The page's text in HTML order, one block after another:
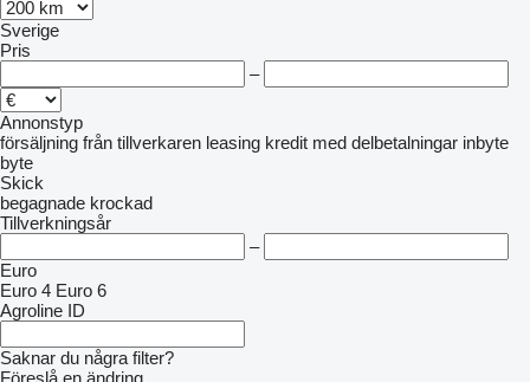
Sverige
Pris
–
Annonstyp
försäljning från tillverkaren leasing kredit med delbetalningar inbyte
byte
Skick
begagnade krockad
Tillverkningsår
–
Euro
Euro 4 Euro 6
Agroline ID
Saknar du några filter?
Föreslå en ändring